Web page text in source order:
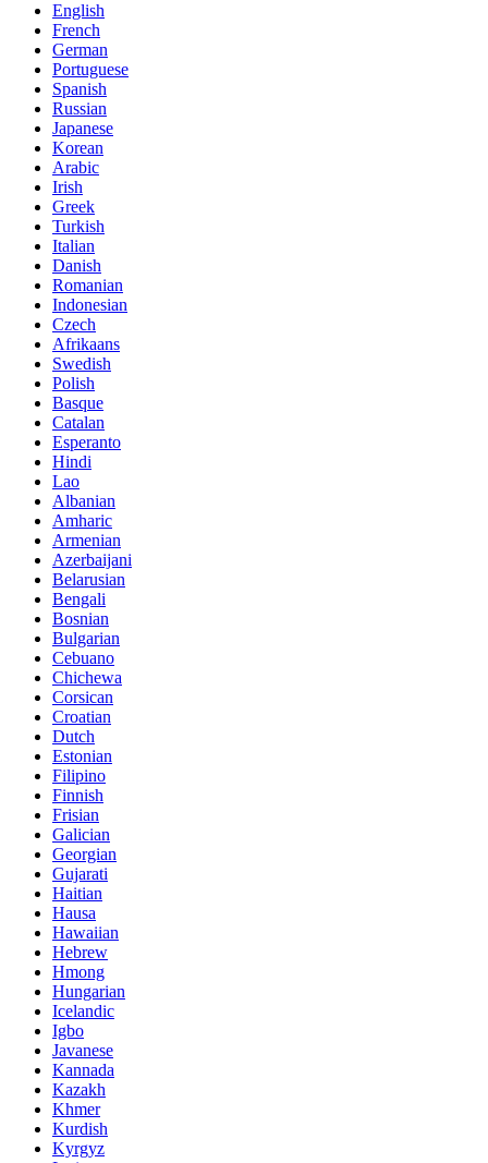
English
French
German
Portuguese
Spanish
Russian
Japanese
Korean
Arabic
Irish
Greek
Turkish
Italian
Danish
Romanian
Indonesian
Czech
Afrikaans
Swedish
Polish
Basque
Catalan
Esperanto
Hindi
Lao
Albanian
Amharic
Armenian
Azerbaijani
Belarusian
Bengali
Bosnian
Bulgarian
Cebuano
Chichewa
Corsican
Croatian
Dutch
Estonian
Filipino
Finnish
Frisian
Galician
Georgian
Gujarati
Haitian
Hausa
Hawaiian
Hebrew
Hmong
Hungarian
Icelandic
Igbo
Javanese
Kannada
Kazakh
Khmer
Kurdish
Kyrgyz